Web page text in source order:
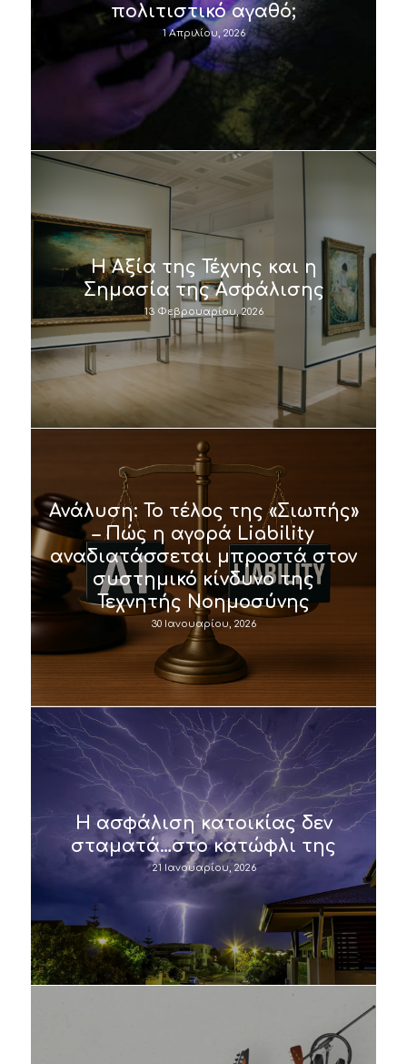
πολιτιστικό αγαθό;
1 Απριλίου, 2026
Η Αξία της Τέχνης και η
Σημασία της Ασφάλισης
13 Φεβρουαρίου, 2026
Ανάλυση: Το τέλος της «Σιωπής»
– Πώς η αγορά Liability
αναδιατάσσεται μπροστά στον
συστημικό κίνδυνο της
Τεχνητής Νοημοσύνης
30 Ιανουαρίου, 2026
Η ασφάλιση κατοικίας δεν
σταματά…στο κατώφλι της
21 Ιανουαρίου, 2026